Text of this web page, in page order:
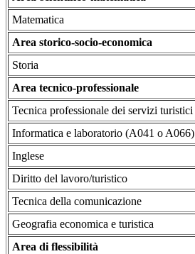
Matematica
Area storico-socio-economica
Storia
Area tecnico-professionale
Tecnica professionale dei servizi turistici
Informatica e laboratorio (A041 o A066)
Inglese
Diritto del lavoro/turistico
Tecnica della comunicazione
Geografia economica e turistica
Area di flessibilità